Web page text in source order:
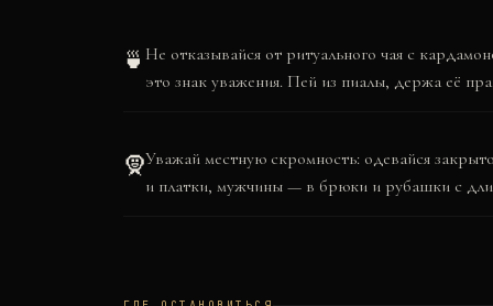
🍵 Не отказывайся от ритуального чая с
это знак уважения. Пей из пиалы, держа её
🧕Уважай местную скромность: одевайся
и платки, мужчины — в брюки и рубашки с